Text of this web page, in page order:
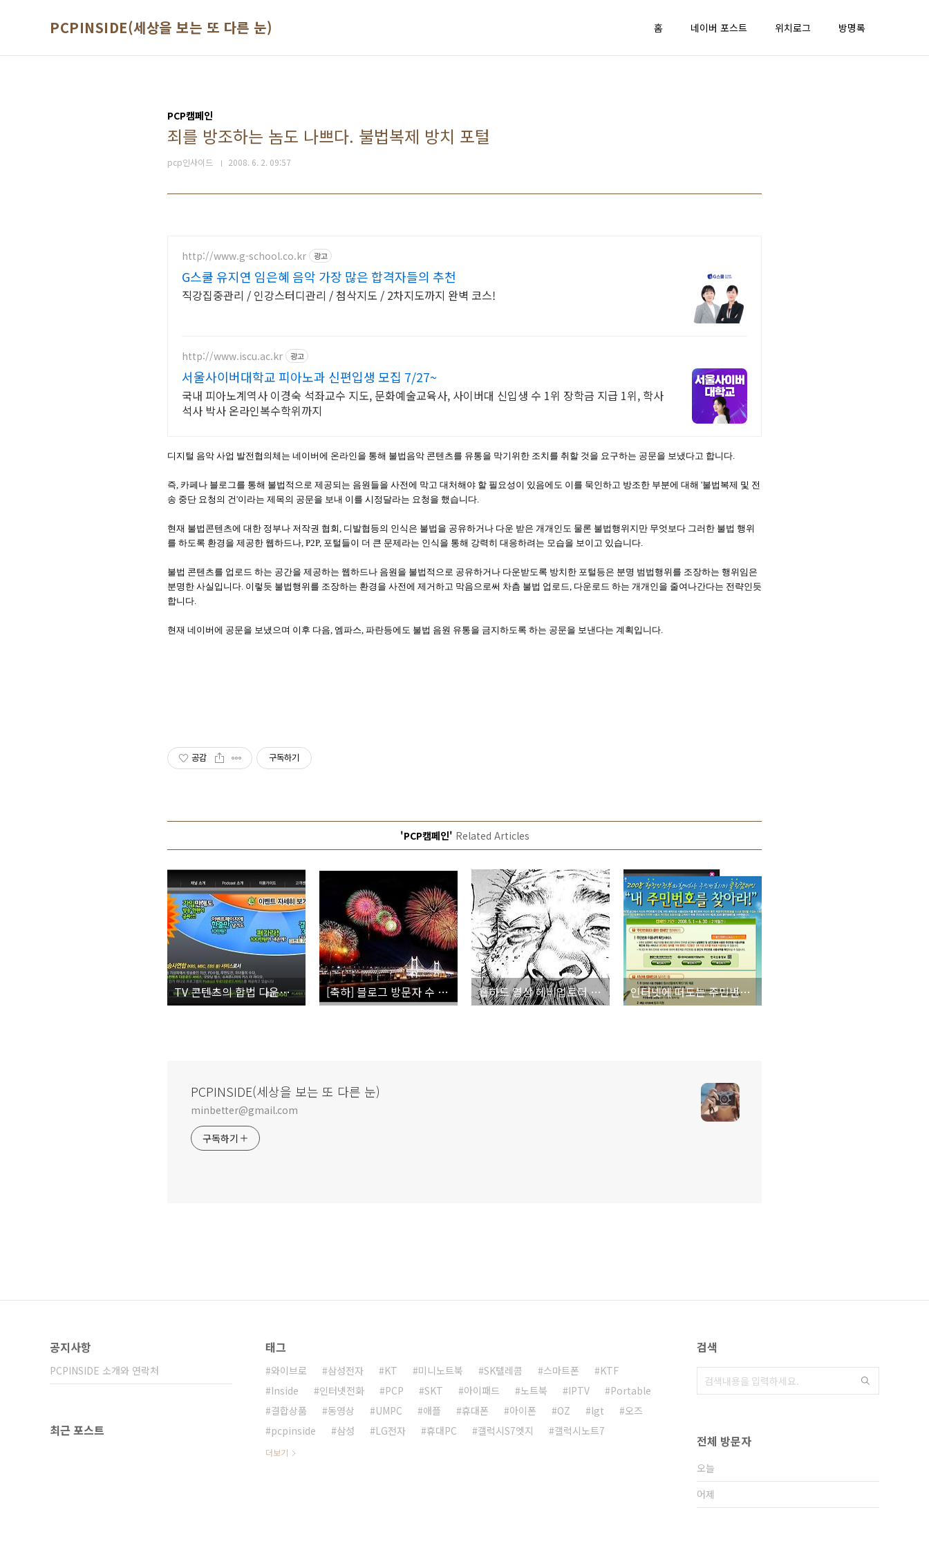
PCPINSIDE(세상을 보는 또 다른 눈) 홈 네이버 포스트 위치로그 방명록
PCP캠페인
죄를 방조하는 놈도 나쁘다. 불법복제 방치 포털
pcp인사이드 2008. 6. 2. 09:57
http://www.g-school.co.kr 광고
G스쿨 유지연 임은혜 음악 가장 많은 합격자들의 추천
직강집중관리 / 인강스터디관리 / 첨삭지도 / 2차지도까지 완벽 코스!
http://www.iscu.ac.kr 광고
서울사이버대학교 피아노과 신편입생 모집 7/27~
국내 피아노계역사 이경숙 석좌교수 지도, 문화예술교육사, 사이버대 신입생 수 1위 장학금 지급 1위, 학사
석사 박사 온라인복수학위까지
디지털 음악 사업 발전협의체는 네이버에 온라인을 통해 불법음악 콘텐츠를 유통을 막기위한 조치를 취할 것을 요구하는 공문을 보냈다고 합니다.
즉, 카페나 블로그를 통해 불법적으로 제공되는 음원들을 사전에 막고 대처해야 할 필요성이 있음에도 이를 묵인하고 방조한 부분에 대해 '불법복제 및 전
송 중단 요청의 건'이라는 제목의 공문을 보내 이를 시정달라는 요청을 했습니다.
현재 불법콘텐츠에 대한 정부나 저작권 협회, 디발협등의 인식은 불법을 공유하거나 다운 받은 개개인도 물론 불법행위지만 무엇보다 그러한 불법 행위
를 하도록 환경을 제공한 웹하드나, P2P, 포털들이 더 큰 문제라는 인식을 통해 강력히 대응하려는 모습을 보이고 있습니다.
불법 콘텐츠를 업로드 하는 공간을 제공하는 웹하드나 음원을 불법적으로 공유하거나 다운받도록 방치한 포털등은 분명 범법행위를 조장하는 행위임은
분명한 사실입니다. 이렇듯 불법행위를 조장하는 환경을 사전에 제거하고 막음으로써 차츰 불법 업로드, 다운로드 하는 개개인을 줄여나간다는 전략인듯
합니다.
현재 네이버에 공문을 보냈으며 이후 다음, 엠파스, 파란등에도 불법 음원 유통을 금지하도록 하는 공문을 보낸다는 계획입니다.
공감 구독하기
'PCP캠페인' Related Articles
TV 콘텐츠의 합법 다운로드 서비스 Start~! [축하] 블로그 방문자 수 100만 돌파 작은 이벤트~! ^^ 웹하드 영상 헤비업로더 첫 구속영장 - 모두 조심하세요~! 인터넷에 떠도는 주민번호 지우세요
PCPINSIDE(세상을 보는 또 다른 눈)
minbetter@gmail.com
구독하기
공지사항
PCPINSIDE 소개와 연락처
최근 포스트
태그
와이브로 삼성전자 KT 미니노트북 SK텔레콤 스마트폰
KTF
Inside
인터넷전화 PCP SKT 아이패드 노트북 IPTV
Portable
결합상품
동영상 UMPC 애플 휴대폰 아이폰 OZ lgt
오즈
pcpinside
삼성 LG전자 휴대PC 갤럭시S7엣지 갤럭시노트7
더보기
검색
전체 방문자
오늘
어제